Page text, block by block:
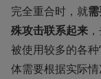
完全重合时，就
殊攻击联系起来
被使用较多的各
体需要根据实际